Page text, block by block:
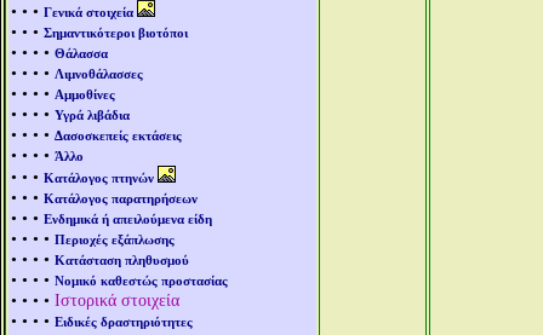
• • • Γενικά στοιχεία
• • • Σημαντικότεροι βιοτόποι
• • • • Θάλασσα
• • • • Λιμνοθάλασσες
• • • • Αμμοθίνες
• • • • Υγρά λιβάδια
• • • • Δασοσκεπείς εκτάσεις
• • • • Άλλο
• • • Κατάλογος πτηνών
• • • Κατάλογος παρατηρήσεων
• • • Ενδημικά ή απειλούμενα είδη
• • • • Περιοχές εξάπλωσης
• • • • Κατάσταση πληθυσμού
• • • • Νομικό καθεστώς προστασίας
• • • • Ιστορικά στοιχεία
• • • • Ειδικές δραστηριότητες